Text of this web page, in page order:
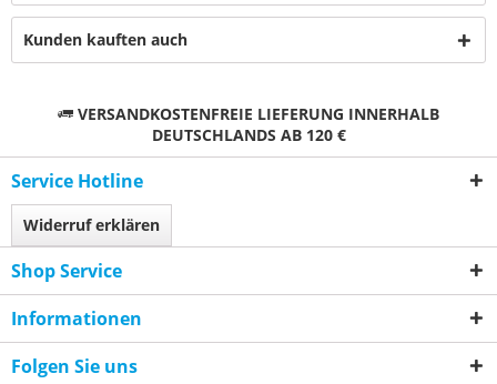
Kunden kauften auch
VERSANDKOSTENFREIE LIEFERUNG INNERHALB
DEUTSCHLANDS AB 120 €
Service Hotline
Widerruf erklären
Shop Service
Informationen
Folgen Sie uns